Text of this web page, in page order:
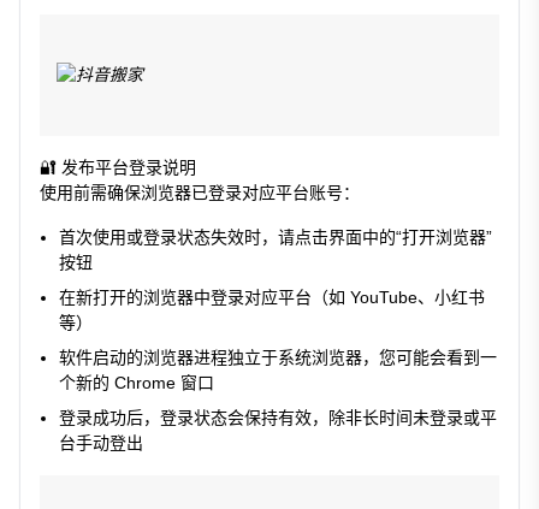
🔐 发布平台登录说明
使用前需确保浏览器已登录对应平台账号：
首次使用或登录状态失效时，请点击界面中的“打开浏览器”
按钮
在新打开的浏览器中登录对应平台（如 YouTube、小红书
等）
软件启动的浏览器进程独立于系统浏览器，您可能会看到一
个新的 Chrome 窗口
登录成功后，登录状态会保持有效，除非长时间未登录或平
台手动登出